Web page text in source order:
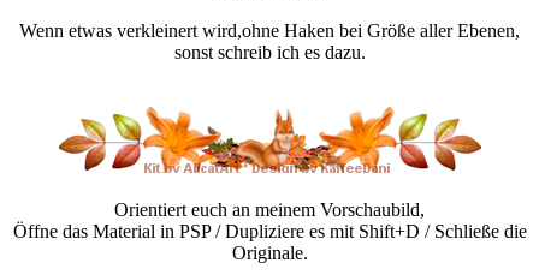
Wenn etwas verkleinert wird,ohne Haken bei Größe aller Ebenen,
sonst schreib ich es dazu.
Orientiert euch an meinem Vorschaubild,
Öffne das Material in PSP / Dupliziere es mit Shift+D / Schließe die
Originale.